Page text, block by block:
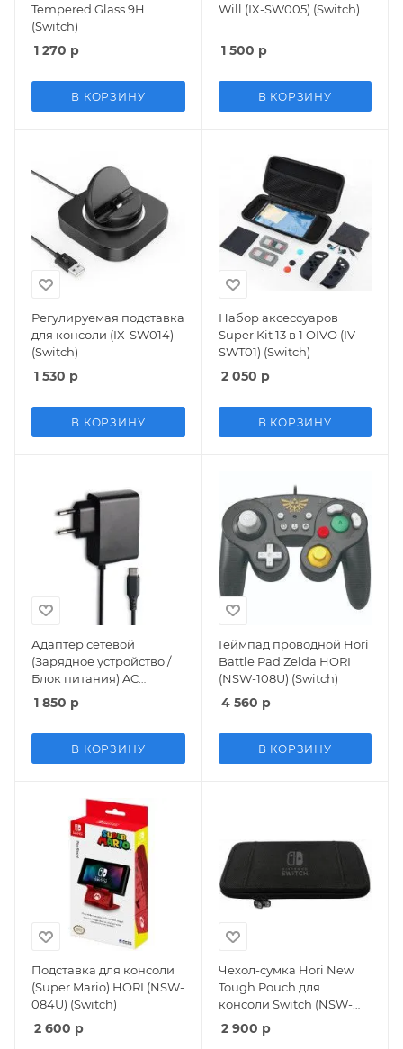
Tempered Glass 9H
(Switch)
1 270 р
В КОРЗИНУ
Will (IX-SW005) (Switch)
1 500 р
В КОРЗИНУ
Регулируемая подставка
для консоли (IX-SW014)
(Switch)
1 530 р
В КОРЗИНУ
Набор аксессуаров
Super Kit 13 в 1 OIVO (IV-
SWT01) (Switch)
2 050 р
В КОРЗИНУ
Адаптер сетевой
(Зарядное устройство /
Блок питания) AC
Adaptor 220v (SND-381)
(Switch)
1 850 р
В КОРЗИНУ
Геймпад проводной Hori
Battle Pad Zelda HORI
(NSW-108U) (Switch)
4 560 р
В КОРЗИНУ
Подставка для консоли
(Super Mario) HORI (NSW-
084U) (Switch)
2 600 р
Чехол-сумка Hori New
Tough Pouch для
консоли Switch (NSW-
089U) (Switch)
2 900 р